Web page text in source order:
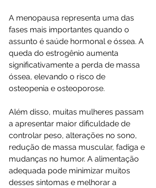
A menopausa representa uma das
fases mais importantes quando o
assunto é saúde hormonal e óssea. A
queda do estrogênio aumenta
significativamente a perda de massa
óssea, elevando o risco de
osteopenia e osteoporose.
Além disso, muitas mulheres passam
a apresentar maior dificuldade de
controlar peso, alterações no sono,
redução de massa muscular, fadiga e
mudanças no humor. A alimentação
adequada pode minimizar muitos
desses sintomas e melhorar a